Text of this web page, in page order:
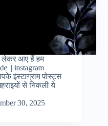
लेकर आए हैं हम
|| instagram
इंस्टाग्राम पोस्ट्स
से निकली ये
30, 2025